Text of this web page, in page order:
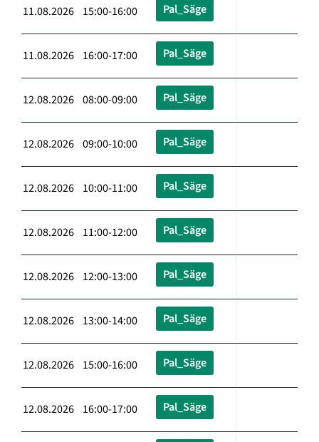
11.08.2026 15:00-16:00 Pal_Säge
11.08.2026 16:00-17:00 Pal_Säge
12.08.2026 08:00-09:00 Pal_Säge
12.08.2026 09:00-10:00 Pal_Säge
12.08.2026 10:00-11:00 Pal_Säge
12.08.2026 11:00-12:00 Pal_Säge
12.08.2026 12:00-13:00 Pal_Säge
12.08.2026 13:00-14:00 Pal_Säge
12.08.2026 15:00-16:00 Pal_Säge
12.08.2026 16:00-17:00 Pal_Säge